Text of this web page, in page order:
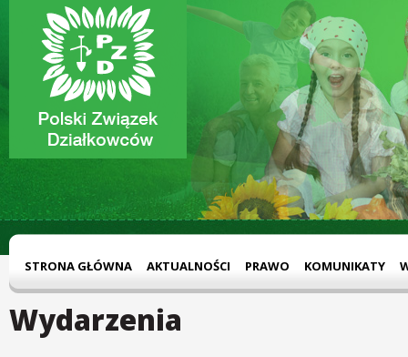
STRONA GŁÓWNA AKTUALNOŚCI PRAWO KOMUNIKATY
Wydarzenia